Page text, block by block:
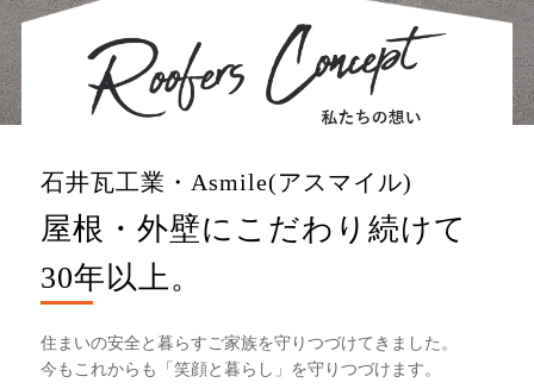
石井瓦工業・Asmile(アスマイル)
屋根・外壁にこだわり続けて
30年以上。
住まいの安全と暮らすご家族を守りつづけてきました。
今もこれからも「笑顔と暮らし」を守りつづけます。